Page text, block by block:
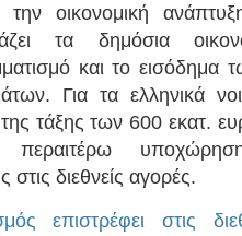
την οικονομική
τα δημόσια
και το εισόδημα
Για τα ελληνικά
τάξης των 600 εκατ.
περαιτέρω
στις διεθνείς αγορές.
επιστρέφει στις